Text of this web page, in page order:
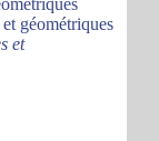
géométriques
et